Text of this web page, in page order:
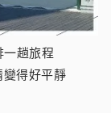
趟旅程
變得好平靜